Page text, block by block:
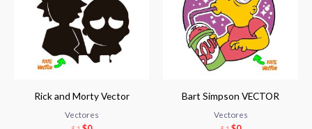
Rick and Morty Vector
Vectores
Bart Simpson VECTOR
Vectores